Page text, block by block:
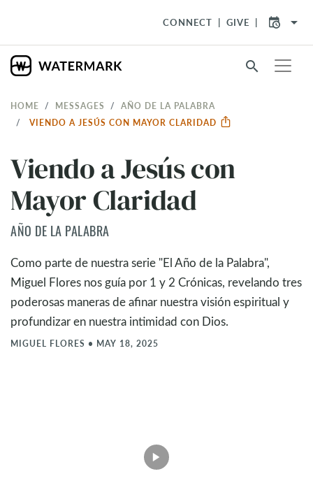
CONNECT GIVE arrow_drop_down
search
HOME MESSAGES
AÑO DE LA PALABRA
VIENDO A JESÚS CON MAYOR CLARIDAD
Viendo a Jesús con
Mayor Claridad
AÑO DE LA PALABRA
Como parte de nuestra serie "El Año de la Palabra",
Miguel Flores nos guía por 1 y 2 Crónicas, revelando tres
poderosas maneras de afinar nuestra visión espiritual y
profundizar en nuestra intimidad con Dios.
MIGUEL FLORES • MAY 18, 2025